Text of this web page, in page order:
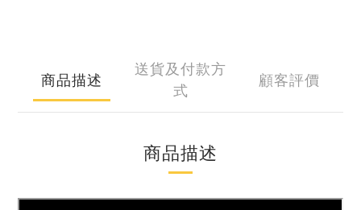
商品描述
送貨及付款方
式
顧客評價
商品描述